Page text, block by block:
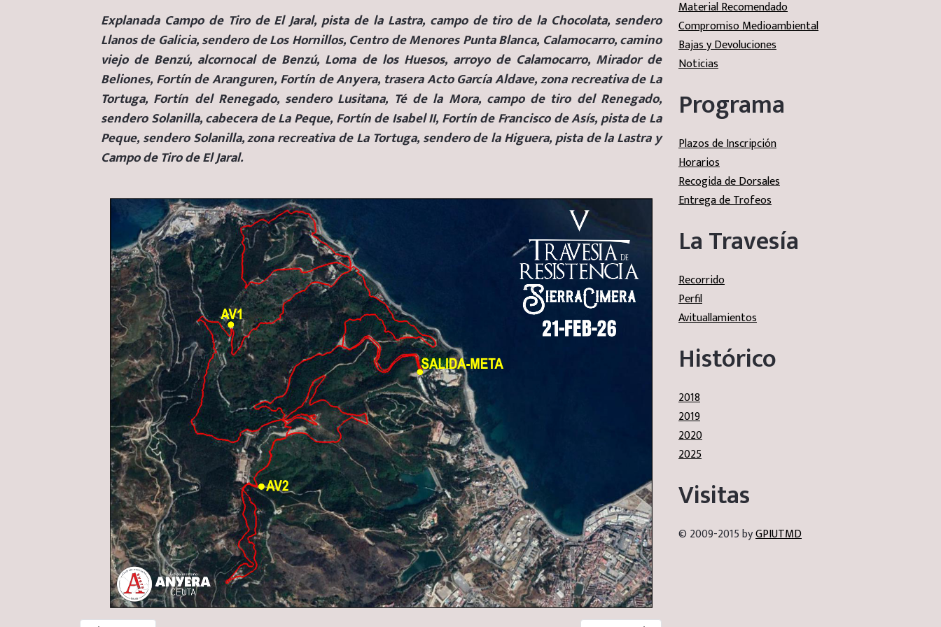
Explanada Campo de Tiro de El Jaral, pista de la Lastra, campo de tiro de la Chocolata, sendero
Llanos de Galicia, sendero de Los Hornillos, Centro de Menores Punta Blanca, Calamocarro, camino
viejo de Benzú, alcornocal de Benzú, Loma de los Huesos, arroyo de Calamocarro, Mirador de
Beliones, Fortín de Aranguren, Fortín de Anyera, trasera Acto García Aldave, zona recreativa de La
Tortuga, Fortín del Renegado, sendero Lusitana, Té de la Mora, campo de tiro del Renegado,
sendero Solanilla, cabecera de La Peque, Fortín de Isabel II, Fortín de Francisco de Asís, pista de La
Peque, sendero Solanilla, zona recreativa de La Tortuga, sendero de la Higuera, pista de la Lastra y
Campo de Tiro de El Jaral.
Material Recomendado
Compromiso Medioambiental
Bajas y Devoluciones
Noticias
Programa
Plazos de Inscripción
Horarios
Recogida de Dorsales
Entrega de Trofeos
La Travesía
Recorrido
Perfil
Avituallamientos
Histórico
2018
2019
2020
2025
Visitas
© 2009-2015 byGPIUTMD